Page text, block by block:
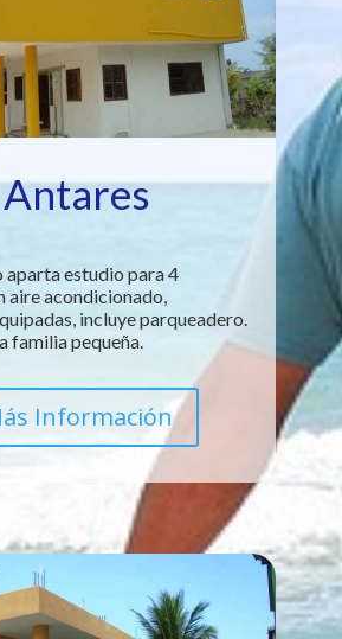
Antares
aparta estudio para 4
aire acondicionado,
incluye parqueadero.
familia pequeña.
Información